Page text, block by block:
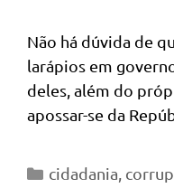
Não há dúvida de
larápios em
deles, além do
apossar-se da
Categorias
cidadania,